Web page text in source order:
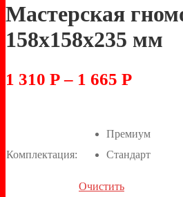
Мастерская
158х158х235 мм
1 310 Р– 1 665 Р
Комплектация:
Премиум
Стандарт
Очистить